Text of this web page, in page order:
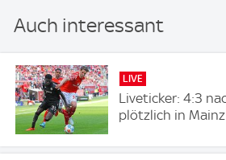
Auch interessant
LIVE
Liveticker: 4:3
plötzlich in